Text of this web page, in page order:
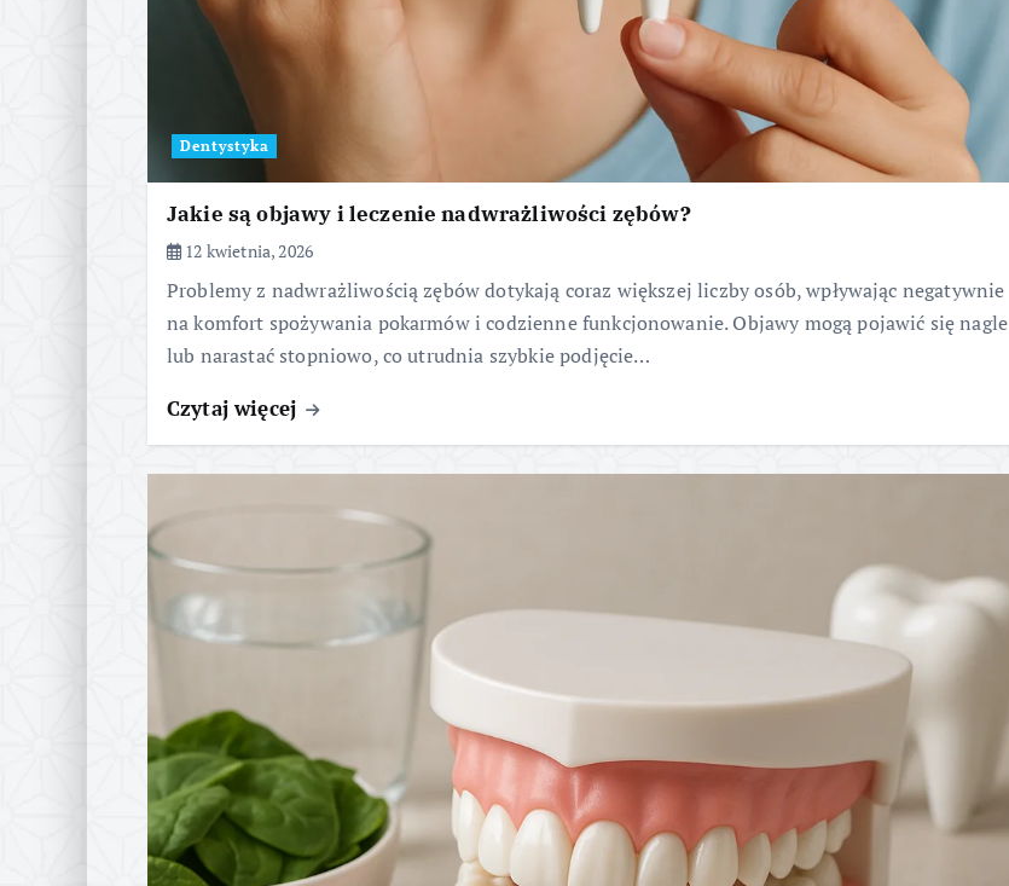
Dentystyka
Jakie są objawy i leczenie nadwrażliwości zębów?
12 kwietnia, 2026
Problemy z nadwrażliwością zębów dotykają coraz większej liczby osób, wpływając negatywnie
na komfort spożywania pokarmów i codzienne funkcjonowanie. Objawy mogą pojawić się nagle
lub narastać stopniowo, co utrudnia szybkie podjęcie…
Czytaj więcej